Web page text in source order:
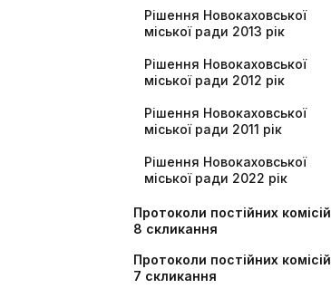
Рішення Новокаховської
міської ради 2013 рік
Рішення Новокаховської
міської ради 2012 рік
Рішення Новокаховської
міської ради 2011 рік
Рішення Новокаховської
міської ради 2022 рік
Протоколи постійних комісій
8 скликання
Протоколи постійних комісій
7 скликання